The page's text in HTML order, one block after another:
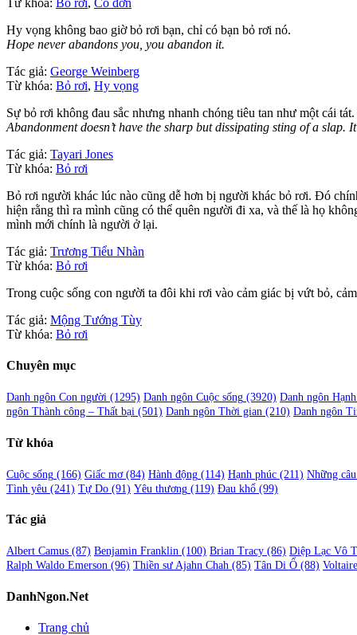
Hy vọng không bao giờ bỏ rơi bạn, chỉ có bạn bỏ rơi nó.
Hope never abandons you, you abandon it.
Tác giả: George Weinberg
Từ khóa: Bỏ rơi, Hy vọng
Sự bỏ rơi không đau sắc nhưng nhanh chóng tiêu tan như một cái
Abandonment doesn’t have the sharp but dissipating sting of a
Tác giả: Tayari Jones
Từ khóa: Bỏ rơi
Bỏ rơi người khác lúc nào cũng dễ hơn bị người khác bỏ rơi. Đó
hiện rằng thì ra mình cũng có thể quên người đi xa, và thế là họ
mình mới chính là người ở lại.
Tác giả: Trương Tiểu Nhàn
Từ khóa: Bỏ rơi
Trong cuộc sống con người ta đôi khi rơi vào cảm giác bị vứt bỏ,
Tác giả: Mộng Tướng Tùy
Từ khóa: Bỏ rơi
Chuyên mục
Danh ngôn Con người (1295) Danh ngôn Cuộc sống (3920) Danh ngôn
ngôn Thành công – Thất bại (501) Danh ngôn Thời gian (210) Danh ngôn
Từ khóa
Cuộc sống (166) Giấc mơ(84) Hành động (114) Hạnh phúc (211) Những
Tình yêu (241) Tự Do (91) Yêu thương (119) Đau khổ (99)
Tác giả
Albert Camus (87) Benjamin Franklin (100) Brian Tracy (86) Diệp Lạc Vô
Ralph Waldo Emerson (96) Thiền sư Ajahn Chah (85) Tân Di Ổ (88) Voltaire
DanhNgon.Net
Trang chủ